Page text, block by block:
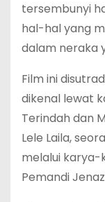
tersembunyi
hal-hal yang
dalam neraka
Film ini
dikenal lewat
Terindah dan
Lele Laila,
melalui
Pemandi